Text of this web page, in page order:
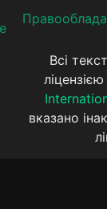
Всі
ліцензією
вказано